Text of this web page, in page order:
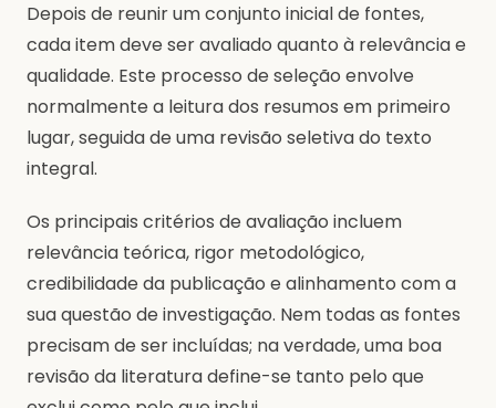
Depois de reunir um conjunto inicial de fontes,
cada item deve ser avaliado quanto à relevância e
qualidade. Este processo de seleção envolve
normalmente a leitura dos resumos em primeiro
lugar, seguida de uma revisão seletiva do texto
integral.
Os principais critérios de avaliação incluem
relevância teórica, rigor metodológico,
credibilidade da publicação e alinhamento com a
sua questão de investigação. Nem todas as fontes
precisam de ser incluídas; na verdade, uma boa
revisão da literatura define-se tanto pelo que